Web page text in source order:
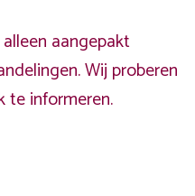
aangepakt
Wij proberen
te informeren.